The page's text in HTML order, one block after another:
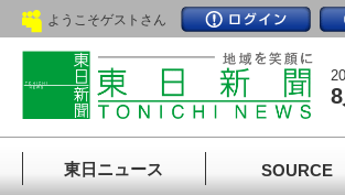
ようこそゲストさん
東日ニュース SOURCE